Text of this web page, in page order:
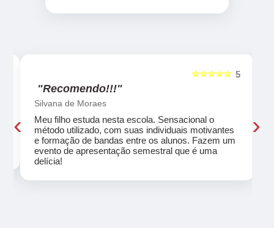
5
☆☆☆☆☆
"Recomendo!!!"
Silvana de Moraes
Meu filho estuda nesta escola. Sensacional o
método utilizado, com suas individuais motivantes
e formação de bandas entre os alunos. Fazem um
evento de apresentação semestral que é uma
delícia!
‹ ›